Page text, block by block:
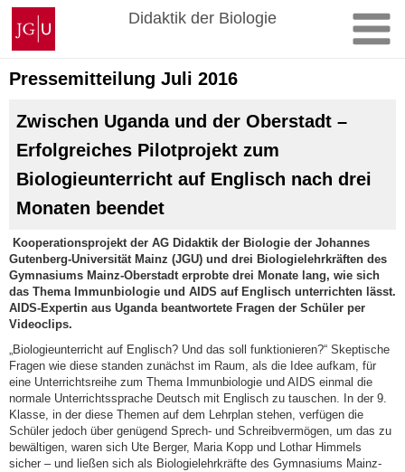
Zum
Inhalt
springen
Johannes
Gutenberg-
Universität
Mainz
Didaktik der Biologie
Pressemitteilung Juli 2016
Zwischen Uganda und der Oberstadt –
Erfolgreiches Pilotprojekt zum
Biologieunterricht auf Englisch nach drei
Monaten beendet
Kooperationsprojekt der AG Didaktik der Biologie der Johannes
Gutenberg-Universität Mainz (JGU) und drei Biologielehrkräften des
Gymnasiums Mainz-Oberstadt erprobte drei Monate lang, wie sich
das Thema Immunbiologie und AIDS auf Englisch unterrichten lässt.
AIDS-Expertin aus Uganda beantwortete Fragen der Schüler per
Videoclips.
„Biologieunterricht auf Englisch? Und das soll funktionieren?“ Skeptische
Fragen wie diese standen zunächst im Raum, als die Idee aufkam, für
eine Unterrichtsreihe zum Thema Immunbiologie und AIDS einmal die
normale Unterrichtssprache Deutsch mit Englisch zu tauschen. In der 9.
Klasse, in der diese Themen auf dem Lehrplan stehen, verfügen die
Schüler jedoch über genügend Sprech- und Schreibvermögen, um das zu
bewältigen, waren sich Ute Berger, Maria Kopp und Lothar Himmels
sicher – und ließen sich als Biologielehrkräfte des Gymnasiums Mainz-